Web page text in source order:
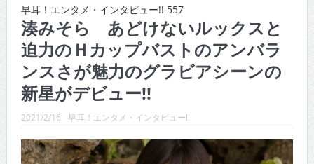
CINEMA×STYLE 289号
CINEMA×STYLE 288号
CINEMA×STYLE 287号
CINEMA×STYLE 286号
CINEMA×STYLE 285号
CINEMA×STYLE 294号
早耳！エンタメ・インタビュー!! 557
湊みそら あどけないルックスと
迫力のＨカップバストのアンバラ
ンスさが魅力のグラビアシーンの
新星がデビュー!!
2021/2/16 早耳！エンタメ・インタビュー!!